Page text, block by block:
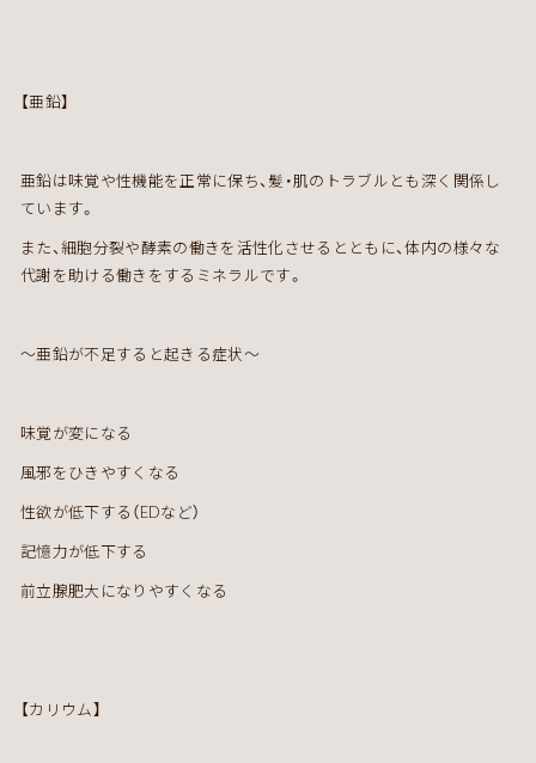
【亜鉛】
亜鉛は味覚や性機能を正常に保ち、髪・肌のトラブルとも深く関係し
ています。
また、細胞分裂や酵素の働きを活性化させるとともに、体内の様々な
代謝を助ける働きをするミネラルです。
～亜鉛が不足すると起きる症状～
味覚が変になる
風邪をひきやすくなる
性欲が低下する（EDなど）
記憶力が低下する
前立腺肥大になりやすくなる
【カリウム】